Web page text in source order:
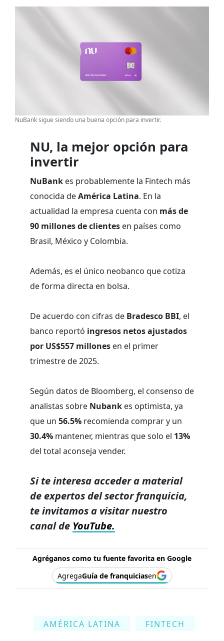
NuBank sigue siendo una buena opción para invertir.
NU, la mejor opción para
invertir
NuBank es probablemente la Fintech más
conocida deAmérica Latina. En la
actualidad la empresa cuenta con más de
90 millones de clientes en países como
Brasil, México y Colombia.
Además, es el único neobanco que cotiza
de forma directa en bolsa.
De acuerdo con cifras de Bradesco BBI, el
banco reportó ingresos netos ajustados
por US$557 millones en el primer
trimestre de 2025.
Según datos de Bloomberg, el consenso de
analistas sobre Nubank es optimista, ya
que un 56.5% recomienda comprar y un
30.4% mantener, mientras que solo el 13%
del total aconseja vender.
Si te interesa acceder a material
de expertos del sector franquicia,
te invitamos a visitar nuestro
canal de YouTube.
Agréganos como tu fuente favorita en Google
AgregaGuía de franquiciasen
AMÉRICA LATINA FINTECH